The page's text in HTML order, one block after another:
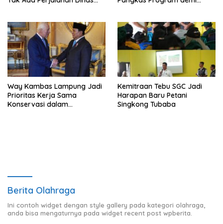
Way Kambas Lampung Jadi
Prioritas Kerja Sama
Konservasi dalam
Kemitraan Tebu SGC Jadi
Harapan Baru Petani
Singkong Tubaba
Berita Olahraga
Ini contoh widget dengan style gallery pada kategori olahraga,
anda bisa mengaturnya pada widget recent post wpberita.